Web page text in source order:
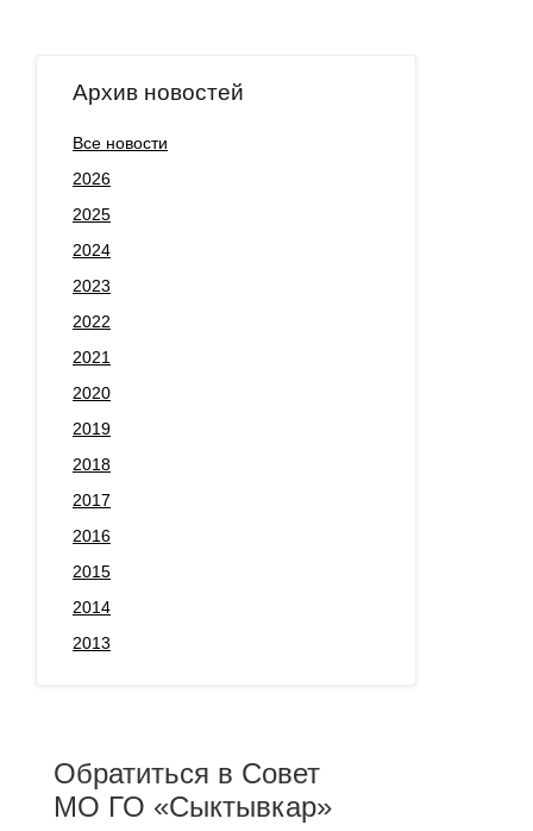
Архив новостей
Все новости
2026
2025
2024
2023
2022
2021
2020
2019
2018
2017
2016
2015
2014
2013
Обратиться в Совет
МО ГО «Сыктывкар»